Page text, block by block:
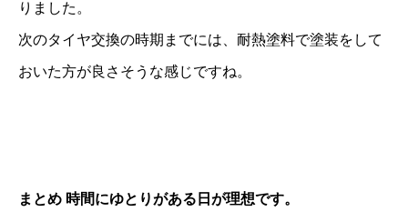
りました。
次のタイヤ交換の時期までには、耐熱塗料で塗装をして
おいた方が良さそうな感じですね。
まとめ 時間にゆとりがある日が理想です。